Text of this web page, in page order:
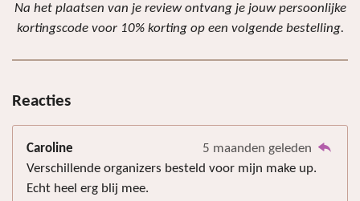
Na het plaatsen van je review ontvang je jouw persoonlijke
kortingscode voor 10% korting op een volgende bestelling.
Reacties
Caroline
5 maanden geleden
Verschillende organizers besteld voor mijn make up.
Echt heel erg blij mee.